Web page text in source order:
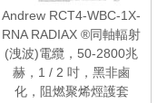
Andrew RCT4-WBC-1X-
RNA RADIAX ®同軸輻射
(洩波)電纜，50-2800兆
赫，1 / 2 吋，黑非鹵
化，阻燃聚烯烴護套